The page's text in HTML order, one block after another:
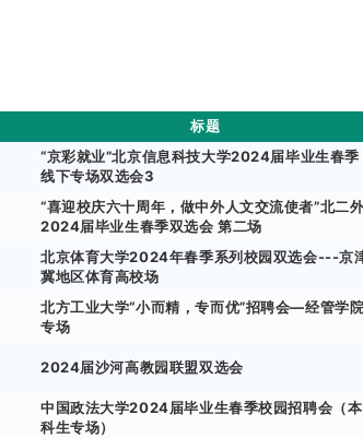
标题
“京彩就业”北京信息科技大学2024届毕业生春季
线下专场双选会3
“喜迎校庆六十周年，做中外人文交流使者”北二外
2024届毕业生春季双选会 第二场
北京体育大学2024年春季系列校园双选会---京
冀地区体育高校场
北方工业大学“小而精，专而优”招聘会—经管学院
专场
2024届沙河高教园联盟双选会
中国政法大学2024届毕业生春季校园招聘会（本
科生专场）